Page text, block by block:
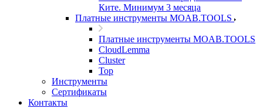
Ките. Минимум 3 месяца
Платные инструменты MOAB.TOOLS
Платные инструменты MOAB.TOOLS
CloudLemma
Cluster
Top
Инструменты
Сертификаты
Контакты